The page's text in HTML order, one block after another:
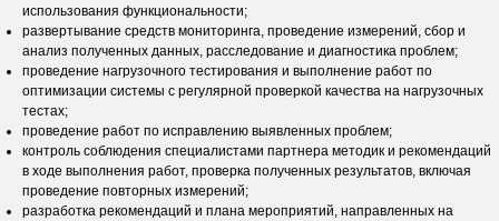
использования функциональности;
развертывание средств мониторинга, проведение измерений, сбор и
анализ полученных данных, расследование и диагностика проблем;
проведение нагрузочного тестирования и выполнение работ по
оптимизации системы с регулярной проверкой качества на нагрузочных
тестах;
проведение работ по исправлению выявленных проблем;
контроль соблюдения специалистами партнера методик и рекомендаций
в ходе выполнения работ, проверка полученных результатов, включая
проведение повторных измерений;
разработка рекомендаций и плана мероприятий, направленных на